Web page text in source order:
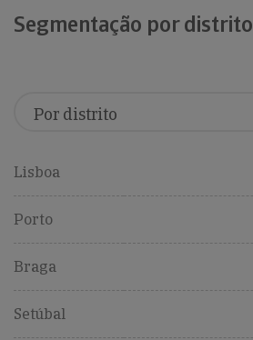
Segmentação por distrito
Lisboa
Porto
Braga
Setúbal